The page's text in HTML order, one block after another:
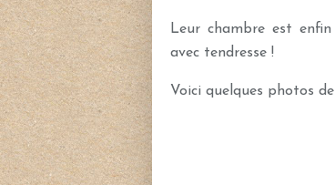
Leur chambre est
avec tendresse !
Voici quelques photos